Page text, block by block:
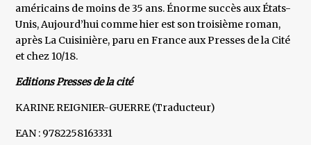
américains de moins de 35 ans. Énorme succès aux États-
Unis, Aujourd’hui comme hier est son troisième roman,
après La Cuisinière, paru en France aux Presses de la Cité
et chez 10/18.
Editions Presses de la cité
KARINE REIGNIER-GUERRE (Traducteur)
EAN : 9782258163331